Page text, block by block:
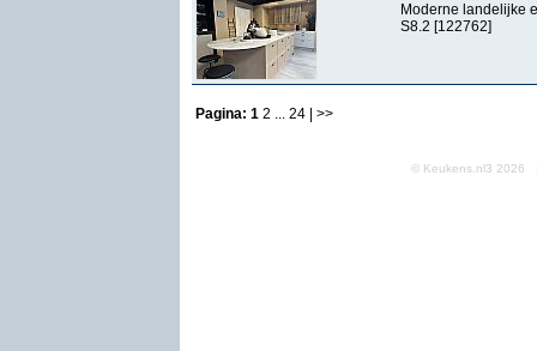
Moderne landelijke
S8.2 [122762]
Pagina: 1 2 ... 24 | >>
© Keukens.nl3